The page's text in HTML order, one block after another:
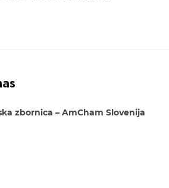
zbornica – AmCham Slovenija